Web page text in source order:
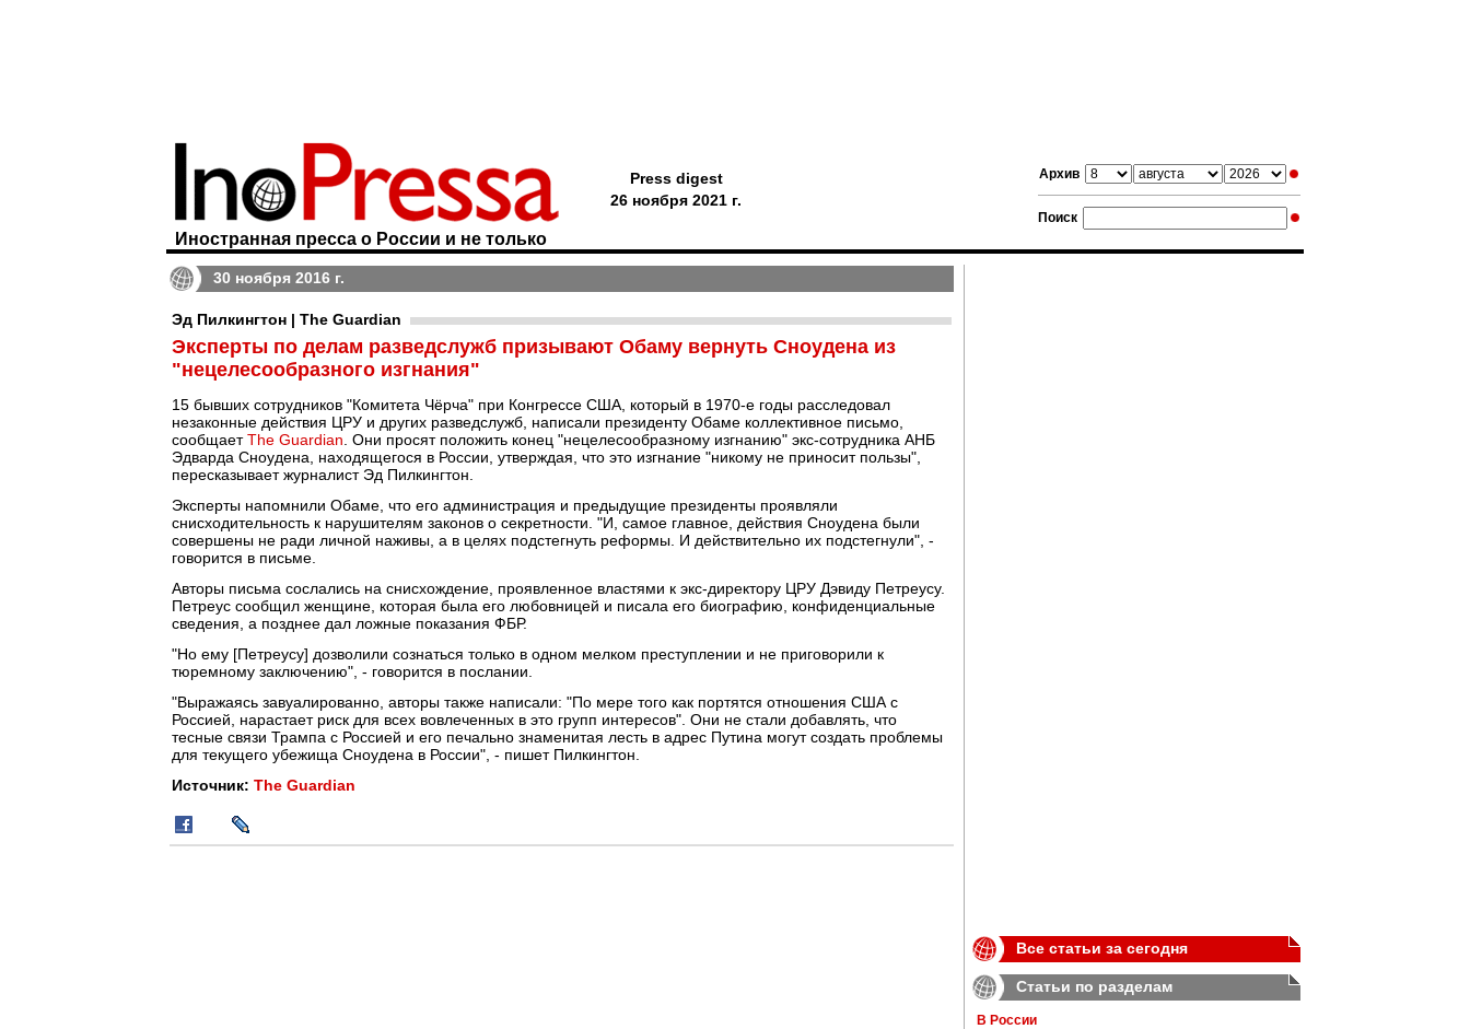
Архив
Поиск
Иностранная пресса о России и не только
Press digest
26 ноября 2021 г.
30 ноября 2016 г.
Эд Пилкингтон | The Guardian
Эксперты по делам разведслужб призывают Обаму вернуть Сноудена из
"нецелесообразного изгнания"
15 бывших сотрудников "Комитета Чёрча" при Конгрессе США, который в 1970-е годы расследовал
незаконные действия ЦРУ и других разведслужб, написали президенту Обаме коллективное письмо,
сообщаетThe Guardian . Они просят положить конец "нецелесообразному изгнанию" экс-сотрудника АНБ
Эдварда Сноудена, находящегося в России, утверждая, что это изгнание "никому не приносит пользы",
пересказывает журналист Эд Пилкингтон.
Эксперты напомнили Обаме, что его администрация и предыдущие президенты проявляли
снисходительность к нарушителям законов о секретности. "И, самое главное, действия Сноудена были
совершены не ради личной наживы, а в целях подстегнуть реформы. И действительно их подстегнули", -
говорится в письме.
Авторы письма сослались на снисхождение, проявленное властями к экс-директору ЦРУ Дэвиду Петреусу.
Петреус сообщил женщине, которая была его любовницей и писала его биографию, конфиденциальные
сведения, а позднее дал ложные показания ФБР.
"Но ему [Петреусу] дозволили сознаться только в одном мелком преступлении и не приговорили к
тюремному заключению", - говорится в послании.
"Выражаясь завуалированно, авторы также написали: "По мере того как портятся отношения США с
Россией, нарастает риск для всех вовлеченных в это групп интересов". Они не стали добавлять, что
тесные связи Трампа с Россией и его печально знаменитая лесть в адрес Путина могут создать проблемы
для текущего убежища Сноудена в России", - пишет Пилкингтон.
Источник: The Guardian
Все статьи за сегодня
Статьи по разделам
В России